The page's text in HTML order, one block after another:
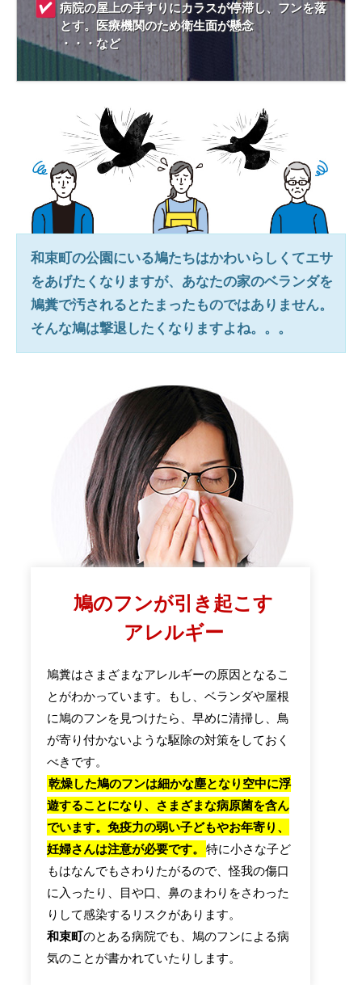
病院の屋上の手すりにカラスが停滞し、フンを落
とす。医療機関のため衛生面が懸念
・・・など
和束町の公園にいる鳩たちはかわいらしくてエサ
をあげたくなりますが、あなたの家のベランダを
鳩糞で汚されるとたまったものではありません。
そんな鳩は撃退したくなりますよね。。。
鳩のフンが引き起こす
アレルギー
鳩糞はさまざまなアレルギーの原因となるこ
とがわかっています。もし、ベランダや屋根
に鳩のフンを見つけたら、早めに清掃し、鳥
が寄り付かないような駆除の対策をしておく
べきです。
乾燥した鳩のフンは細かな塵となり空中に浮
遊することになり、さまざまな病原菌を含ん
でいます。免疫力の弱い子どもやお年寄り、
妊婦さんは注意が必要です。
特に小さな子ど
もはなんでもさわりたがるので、怪我の傷口
に入ったり、目や口、鼻のまわりをさわった
りして感染するリスクがあります。
和束町のとある病院でも、鳩のフンによる病
気のことが書かれていたりします。